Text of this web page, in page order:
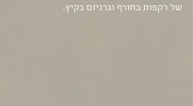
של רקפות בחורף וגרניום בקיץ.